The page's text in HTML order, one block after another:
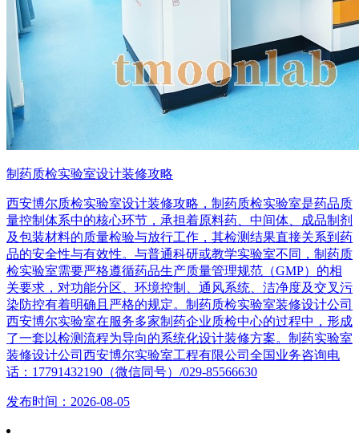
制药质检实验室设计装修攻略
西安博尔质检实验室设计装修攻略，制药质检实验室是药品质
量控制体系中的核心环节，承担着原料药、中间体、成品制剂
及包装材料的质量检验与放行工作，其检测结果直接关系到药
品的安全性与有效性。与普通科研或教学实验室不同，制药质
检实验室需要严格遵循药品生产质量管理规范（GMP）的相
关要求，对功能分区、环境控制、通风系统、洁净度及交叉污
染防控有着明确且严格的规定。制药质检实验室装修设计公司
西安博尔实验室在服务多家制药企业质检中心的过程中，形成
了一套以检测流程为导向的系统化设计装修方案。制药实验室
装修设计公司西安博尔实验室工程有限公司全国业务咨询电
话：17791432190（微信同号）/029-85566630
发布时间：2026-08-05